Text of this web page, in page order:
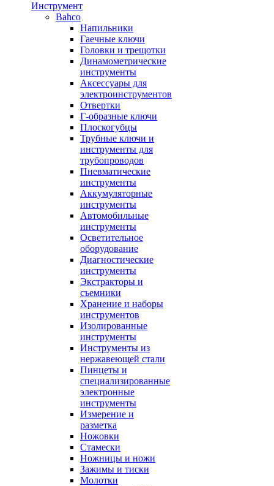
Инструмент
Bahco
Напильники
Гаечные ключи
Головки и трещотки
Динамометрические
инструменты
Аксессуары для
электроинструментов
Отвертки
Г-образные ключи
Плоскогубцы
Трубные ключи и
инструменты для
трубопроводов
Пневматические
инструменты
Аккумуляторные
инструменты
Автомобильные
инструменты
Осветительное
оборудование
Диагностические
инструменты
Экстракторы и
съемники
Хранение и наборы
инструментов
Изолированные
инструменты
Инструменты из
нержавеющей стали
Пинцеты и
специализированные
электронные
инструменты
Измерение и
разметка
Ножовки
Стамески
Ножницы и ножи
Зажимы и тиски
Молотки